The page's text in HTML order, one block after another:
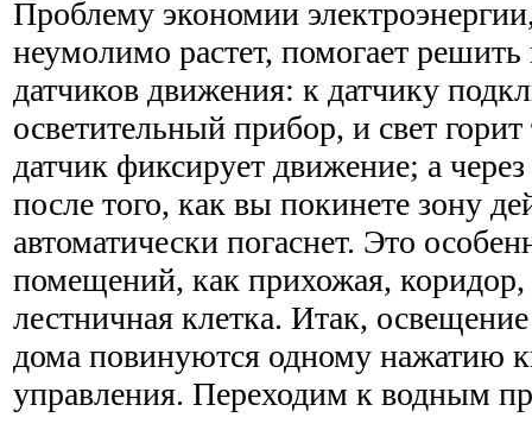
Проблему экономии
неумолимо растет, помогает решить
датчиков движения: к датчику
осветительный прибор, и свет горит
датчик фиксирует движение; а
после того, как вы покинете зону
автоматически погаснет. Это
помещений, как прихожая, коридор,
лестничная клетка. Итак,
дома повинуются одному нажатию
управления. Переходим к водным